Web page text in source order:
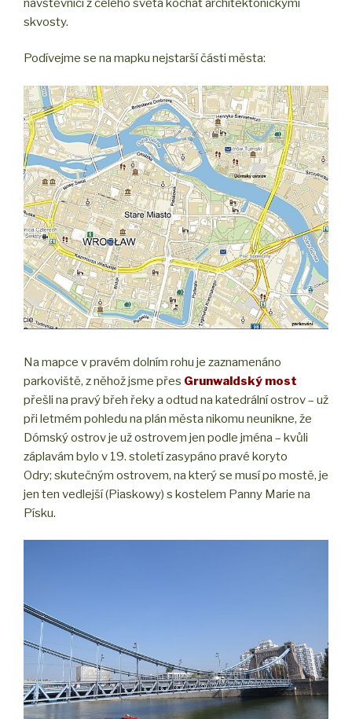
návštěvníci z celého světa kochat architektonickými
skvosty.
Podívejme se na mapku nejstarší části města:
Na mapce v pravém dolním rohu je zaznamenáno
parkoviště, z něhož jsme přes Grunwaldský most
přešli na pravý břeh řeky a odtud na katedrální ostrov – už
při letmém pohledu na plán města nikomu neunikne, že
Dómský ostrov je už ostrovem jen podle jména – kvůli
záplavám bylo v 19. století zasypáno pravé koryto
Odry; skutečným ostrovem, na který se musí po mostě, je
jen ten vedlejší (Piaskowy) s kostelem Panny Marie na
Písku.